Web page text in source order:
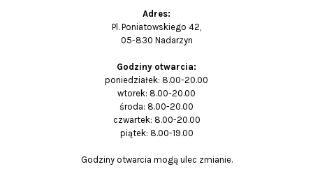
Adres:
Pl. Poniatowskiego 42,
05-830 Nadarzyn
Godziny otwarcia:
poniedziałek: 8.00-20.00
wtorek: 8.00-20.00
środa: 8.00-20.00
czwartek: 8.00-20.00
piątek: 8.00-19.00
Godziny otwarcia mogą ulec zmianie.